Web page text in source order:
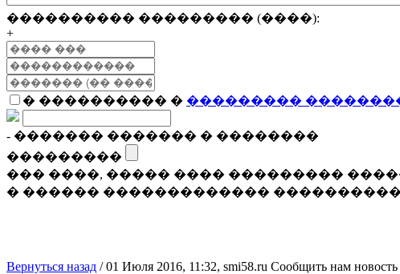
���������� ��������� (����):
+
� ���������� � ���������
- ������� ������� � ��������
���������
��� ����, ����� ���� ���������
� ������ �������������
Вернуться назад /01 Июля 2016, 11:32, smi58.ru Сообщить нам новость